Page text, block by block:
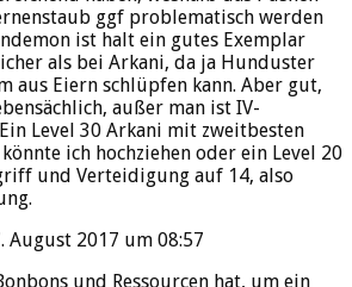
ggf problematisch werden
ist halt ein gutes Exemplar
als bei Arkani, da ja Hunduster
aus Eiern schlüpfen kann. Aber gut,
außer man ist IV-
Level 30 Arkani mit zweitbesten
ich hochziehen oder ein Level 20
und Verteidigung auf 14, also
August 2017 um 08:57
und Ressourcen hat, um ein